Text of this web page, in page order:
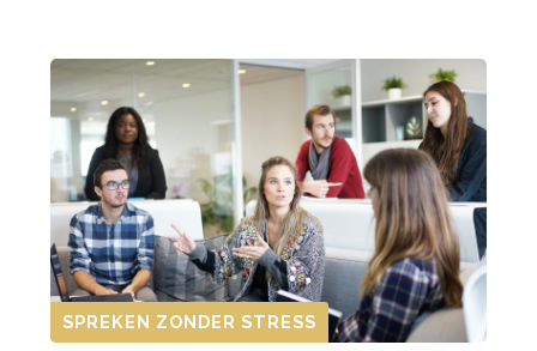
SPREKEN ZONDER STRESS